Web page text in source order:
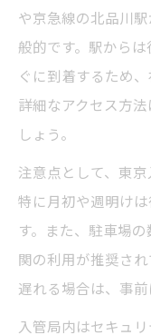
や京急線の北品川
般的です。駅から
ぐに到着するため
詳細なアクセス方
しょう。
注意点として、東
特に月初や週明け
す。また、駐車場
関の利用が推奨さ
遅れる場合は、事前
入管局内はセキュ